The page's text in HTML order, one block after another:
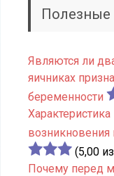
Полезные
Являются ли
яичниках
беременности
возникновения
(5,00
Почему перед